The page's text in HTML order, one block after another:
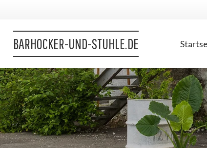
BARHOCKER-UND-STUHLE.DE